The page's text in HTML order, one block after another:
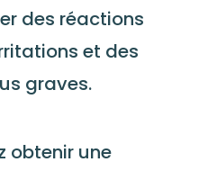
des réactions
et des
graves.
obtenir une